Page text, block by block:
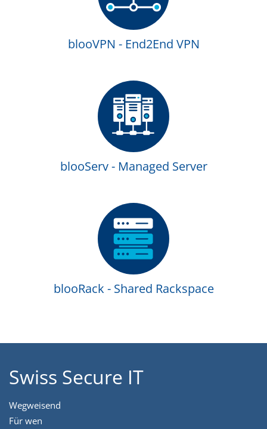
blooVPN - End2End VPN
blooServ - Managed Server
blooRack - Shared Rackspace
Swiss Secure IT
Wegweisend
Für wen